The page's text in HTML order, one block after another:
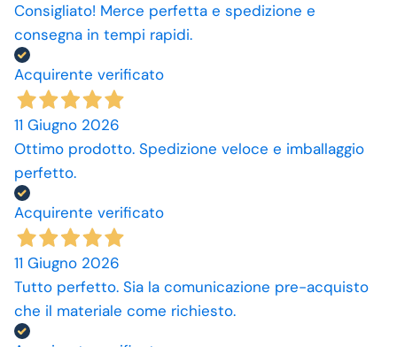
Consigliato! Merce perfetta e spedizione e
consegna in tempi rapidi.
Acquirente verificato
11 Giugno 2026
Ottimo prodotto. Spedizione veloce e imballaggio
perfetto.
Acquirente verificato
11 Giugno 2026
Tutto perfetto. Sia la comunicazione pre-acquisto
che il materiale come richiesto.